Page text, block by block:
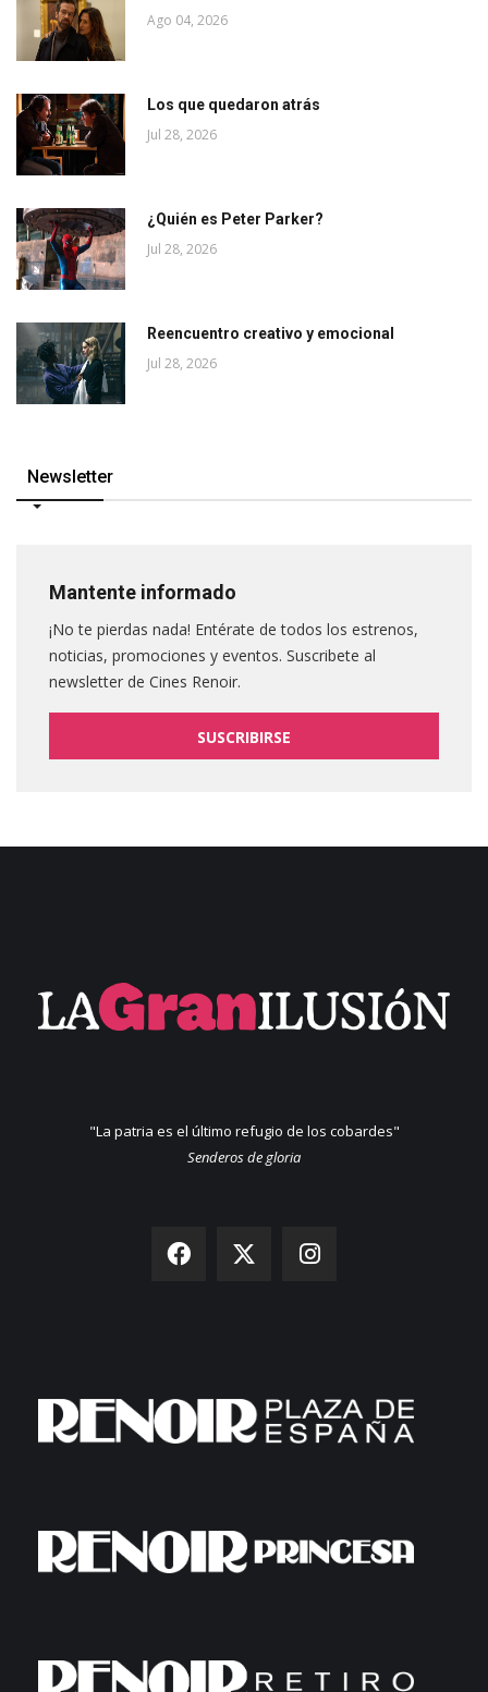
Ago 04, 2026
Los que quedaron atrás
Jul 28, 2026
¿Quién es Peter Parker?
Jul 28, 2026
Reencuentro creativo y emocional
Jul 28, 2026
Newsletter
Mantente informado
¡No te pierdas nada! Entérate de todos los estrenos,
noticias, promociones y eventos. Suscribete al
newsletter de Cines Renoir.
SUSCRIBIRSE
"La patria es el último refugio de los cobardes"
Senderos de gloria